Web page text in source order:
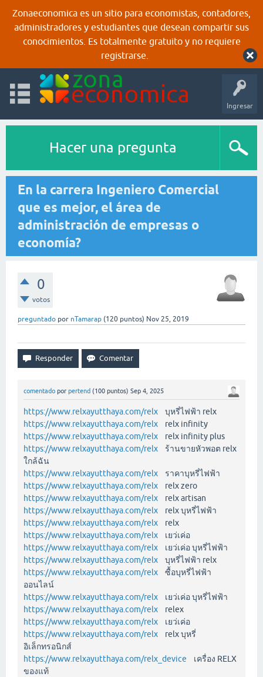
Zonaeconomica es un sitio para economistas, contadores,
administradores y estudiantes que desean compartir sus
conocimientos. Es totalmente gratuito y no requiere
registrarse.
Ingresar
Hacer una pregunta
En la carrera Ingeniero Comercial
que es mejor, el área de
administración de empresas o
economía?
0
votos
preguntado por nTamarap (120 puntos) Nov 25, 2019
comentado por pertend (100 puntos) Sep 4, 2025
https://www.relxayutthaya.com/relx
บุหรี่ไฟฟ้า relx
https://www.relxayutthaya.com/relx
relx infinity
https://www.relxayutthaya.com/relx
relx infinity plus
https://www.relxayutthaya.com/relx
ร้านขายหัวพอต relx
ใกล้ฉัน
https://www.relxayutthaya.com/relx
ราคาบุหรี่ไฟฟ้า
https://www.relxayutthaya.com/relx
relx zero
https://www.relxayutthaya.com/relx
relx artisan
https://www.relxayutthaya.com/relx
relx บุหรี่ไฟฟ้า
https://www.relxayutthaya.com/relx
relx
https://www.relxayutthaya.com/relx
เยว่เค่อ
https://www.relxayutthaya.com/relx
เยว่เค่อ บุหรี่ไฟฟ้า
https://www.relxayutthaya.com/relx
บุหรี่ไฟฟ้า relx
https://www.relxayutthaya.com/relx
ซื้อบุหรี่ไฟฟ้า
ออนไลน์
https://www.relxayutthaya.com/relx
เยว่เค่อ บุหรี่ไฟฟ้า
https://www.relxayutthaya.com/relx
relex
https://www.relxayutthaya.com/relx
เยว่เค่อ
https://www.relxayutthaya.com/relx
relx บุหรี่
อิเล็กทรอนิกส์
https://www.relxayutthaya.com/relx_device
เครื่อง RELX
ของแท้